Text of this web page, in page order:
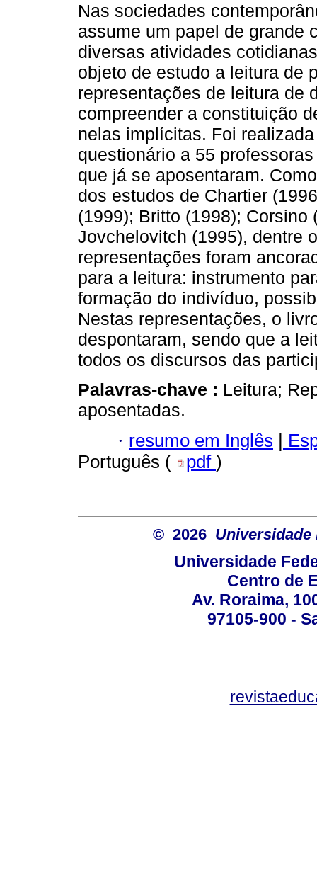
Nas sociedades
assume um papel de grande
diversas atividades
objeto de estudo a leitura de
representações de leitura de
compreender a constituição
nelas implícitas. Foi
questionário a 55
que já se aposentaram.
dos estudos de Chartier
(1999); Britto (1998);
Jovchelovitch (1995), dentre
representações foram
para a leitura: instrumento
formação do indivíduo,
Nestas representações, o
despontaram, sendo que a
todos os discursos das
Palavras-chave : Leitura;
aposentadas.
· resumo em Inglês |
Português (
pdf )
© 2026 Universidade
Universidade
Centro de
Av. Roraima,
97105-900 -